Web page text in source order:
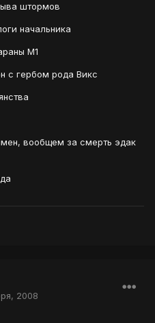
штормов
начальника
М1
с гербом рода Викс
вообщем за смерть эдак
2008